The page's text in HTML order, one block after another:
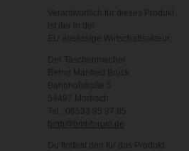
Verantwortlich für dieses Produkt
ist der in der
EU ansässige Wirtschaftsakteur:
Der Taschenmacher
Bernd Manfred Brück
Bahnhofstraße 5
54497 Morbach
Tel.: 06533 95 97 85
bmb@bmbforum.de
Du findest den für das Produkt